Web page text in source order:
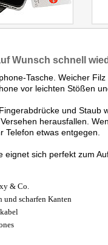
Wunsch schnell
Tasche. Weicher
vor leichten Stößen
und Staub
herausfallen.
Telefon etwas entgegen.
eignet sich perfekt zum
& Co.
und scharfen Kanten